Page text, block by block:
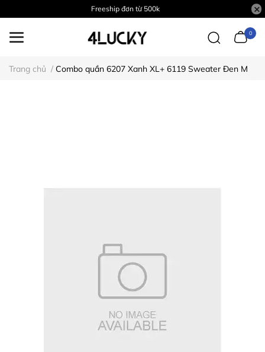
Freeship đơn từ 500k
0
Trang chủ / Combo quần 6207 Xanh XL+ 6119 Sweater Đen M